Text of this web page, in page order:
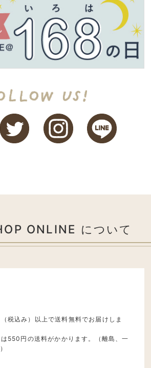
ONLINE について
税込み）以上で送料無料でお届けしま
550円の送料がかかります。（離島、一